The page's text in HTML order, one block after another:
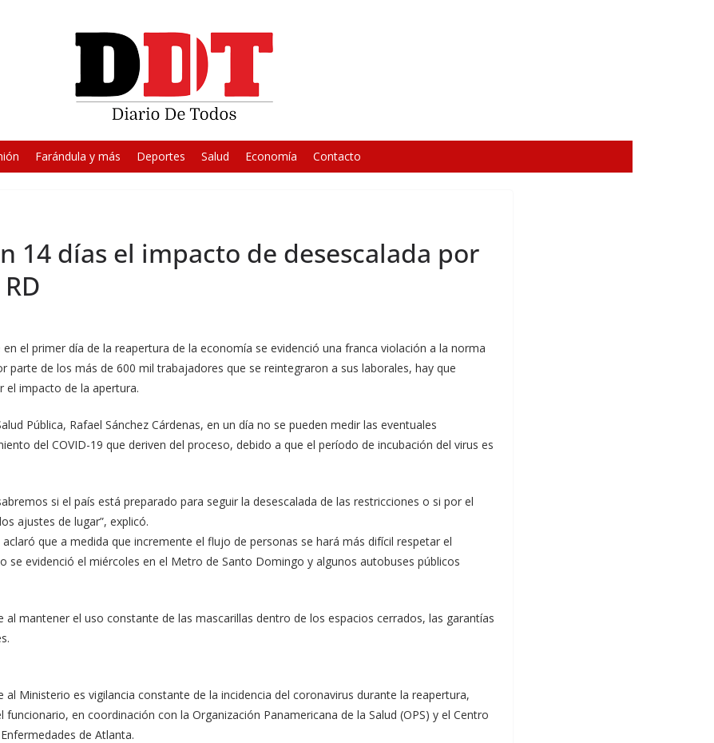
Farándula y más Deportes Salud Economía Contacto
14 días el impacto de desescalada por
en el primer día de la reapertura de la economía se evidenció una franca violación a la norma
parte de los más de 600 mil trabajadores que se reintegraron a sus laborales, hay que
el impacto de la apertura.
Pública, Rafael Sánchez Cárdenas, en un día no se pueden medir las eventuales
del COVID-19 que deriven del proceso, debido a que el período de incubación del virus es
si el país está preparado para seguir la desescalada de las restricciones o si por el
ajustes de lugar”, explicó.
que a medida que incremente el flujo de personas se hará más difícil respetar el
se evidenció el miércoles en el Metro de Santo Domingo y algunos autobuses públicos
al mantener el uso constante de las mascarillas dentro de los espacios cerrados, las garantías
al Ministerio es vigilancia constante de la incidencia del coronavirus durante la reapertura,
en coordinación con la Organización Panamericana de la Salud (OPS) y el Centro
de Atlanta.